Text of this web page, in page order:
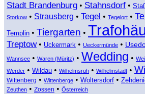
Stadt Brandenburg • Stahnsdorf •
Storkow • Strausberg • Tegel • Tegelort •
Templin • Tiergarten •
Treptow• Uckermark • Ueckermünde •
Wannsee • Waren (Müritz) • Wedding •
Werder • Wildau • Wilhelmsruh • Wilhelmstadt •
Wittenberg • Wittenberge • Woltersdorf •
Zeuthen • Zossen • Österreich